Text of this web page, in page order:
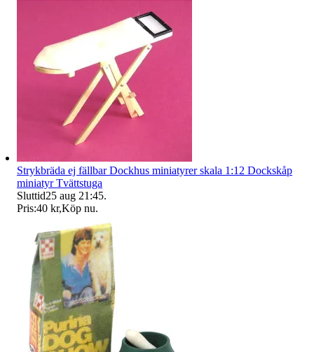
Strykbräda ej fällbar Dockhus miniatyrer skala 1:12 Dockskåp
miniatyr Tvättstuga
Sluttid25 aug 21:45.
Pris:40 kr,Köp nu.